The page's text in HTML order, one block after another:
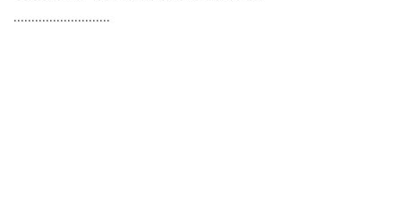
...........................